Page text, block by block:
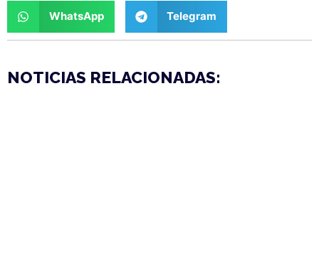
WhatsApp Telegram
NOTICIAS RELACIONADAS: